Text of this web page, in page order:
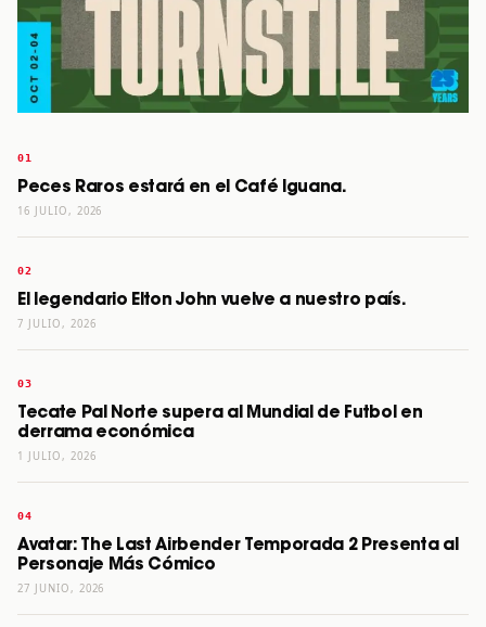
Peces Raros estará en el Café Iguana.
16 JULIO, 2026
El legendario Elton John vuelve a nuestro país.
7 JULIO, 2026
Tecate Pal Norte supera al Mundial de Futbol en
derrama económica
1 JULIO, 2026
Avatar: The Last Airbender Temporada 2 Presenta al
Personaje Más Cómico
27 JUNIO, 2026